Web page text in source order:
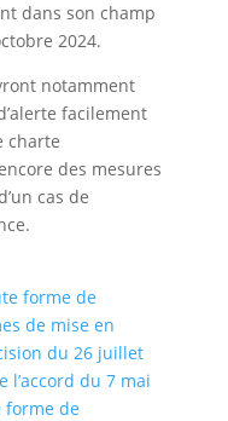
dans son champ
2024.
notamment
facilement
charte
des mesures
cas de
forme de
de mise en
du 26 juillet
l’accord du 7 mai
forme de